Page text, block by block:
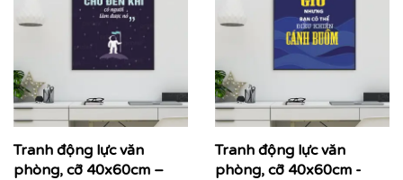
Cận cảnh tranh động lực do Printek sản xuất
Tranh Văn Phòng:Đa dạng phong cách từ hiện đại, tối
giản đến nghệ thuật sáng tạo. Printek giúp định hình
không gian làm việc chuyên nghiệp, tạo ấn tượng mạnh
mẽ với đối tác, khách hàng ngay từ ánh nhìn đầu tiên,
đồng thời mang lại sự thư giãn cho nhân viên sau
những giờ làm việc căng thẳng.
Tranh động lực văn
phòng, cỡ 40x60cm –
Tranh động lực văn
phòng, cỡ 40x60cm -